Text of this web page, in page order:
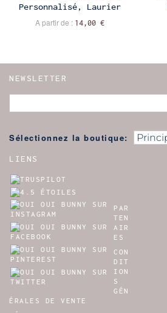
Personnalisé, Laurier
A partir de : 14,00 €
NEWSLETTER
Sélectionnez la boutique:
LIENS
PAR
TEN
AIR
ES
CON
DIT
ION
S
GÉN
ÉRALES DE VENTE